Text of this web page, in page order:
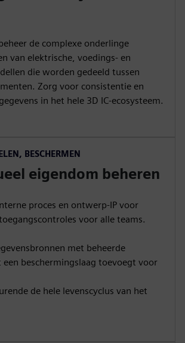
de complexe onderlinge
van elektrische, voedings- en
die worden gedeeld tussen
Zorg voor consistentie en
in het hele 3D IC-ecosysteem.
BESCHERMEN
eigendom beheren
proces en ontwerp-IP voor
voor alle teams.
met beheerde
beschermingslaag toevoegt voor
de hele levenscyclus van het